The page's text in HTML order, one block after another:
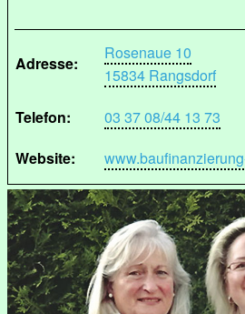
Adresse:
Rosenaue 10
15834 Rangsdorf
Telefon:
03 37 08/44 13 73
Website: